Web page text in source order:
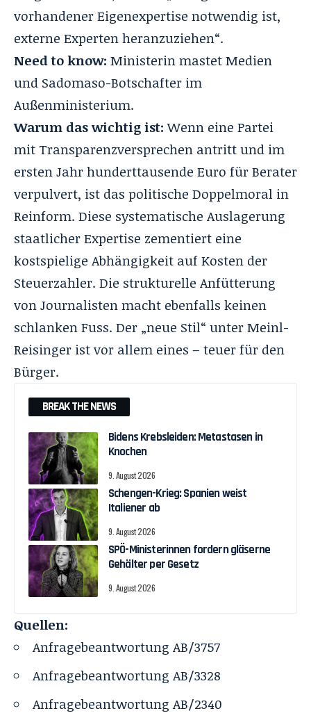
vorhandener Eigenexpertise notwendig ist,
externe Experten heranzuziehen“.
Need to know: Ministerin mastet Medien
und Sadomaso-Botschafter im
Außenministerium.
Warum das wichtig ist:Wenn eine Partei
mit Transparenzversprechen antritt und im
ersten Jahr hunderttausende Euro für Berater
verpulvert, ist das politische Doppelmoral in
Reinform. Diese systematische Auslagerung
staatlicher Expertise zementiert eine
kostspielige Abhängigkeit auf Kosten der
Steuerzahler. Die strukturelle Anfütterung
von Journalisten macht ebenfalls keinen
schlanken Fuss. Der „neue Stil“ unter Meinl-
Reisinger ist vor allem eines – teuer für den
Bürger.
BREAK THE NEWS
Bidens Krebsleiden: Metastasen in
Knochen
9. August 2026
Schengen-Krieg: Spanien weist
Italiener ab
9. August 2026
SPÖ-Ministerinnen fordern gläserne
Gehälter per Gesetz
9. August 2026
Quellen:
Anfragebeantwortung AB/3757
Anfragebeantwortung AB/3328
Anfragebeantwortung AB/2340